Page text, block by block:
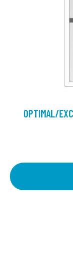
OPTIMAL/